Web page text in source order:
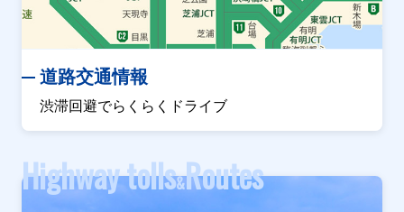
道路交通情報
渋滞回避でらくらくドライブ
Highway tolls&Routes